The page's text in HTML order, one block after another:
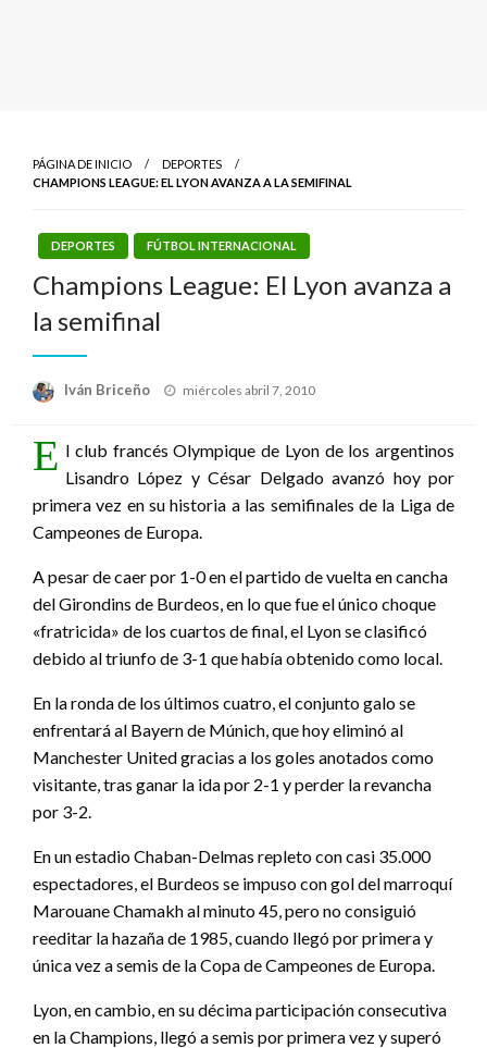
PÁGINA DE INICIO
DEPORTES
CHAMPIONS LEAGUE: EL LYON AVANZA A LA SEMIFINAL
DEPORTES FÚTBOL INTERNACIONAL
Champions League: El Lyon avanza a
la semifinal
Iván Briceño
Publicado
miércoles abril 7, 2010
E l club francés Olympique de Lyon de los argentinos
Lisandro López y César Delgado avanzó hoy por
primera vez en su historia a las semifinales de la Liga de
Campeones de Europa.
A pesar de caer por 1-0 en el partido de vuelta en cancha
del Girondins de Burdeos, en lo que fue el único choque
«fratricida» de los cuartos de final, el Lyon se clasificó
debido al triunfo de 3-1 que había obtenido como local.
En la ronda de los últimos cuatro, el conjunto galo se
enfrentará al Bayern de Múnich, que hoy eliminó al
Manchester United gracias a los goles anotados como
visitante, tras ganar la ida por 2-1 y perder la revancha
por 3-2.
En un estadio Chaban-Delmas repleto con casi 35.000
espectadores, el Burdeos se impuso con gol del marroquí
Marouane Chamakh al minuto 45, pero no consiguió
reeditar la hazaña de 1985, cuando llegó por primera y
única vez a semis de la Copa de Campeones de Europa.
Lyon, en cambio, en su décima participación consecutiva
en la Champions, llegó a semis por primera vez y superó